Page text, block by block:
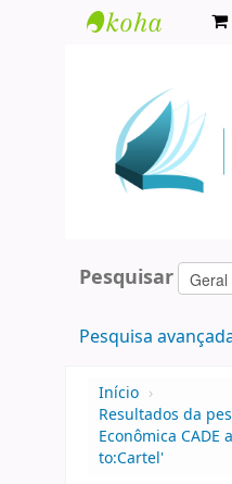
Agamenon
Magalhães
Pesquisar
Pesquisa
Início ›
Resultados da
Econômica
to:Cartel'